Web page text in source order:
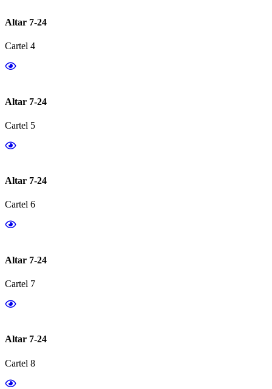
Altar 7-24
Cartel 4
Altar 7-24
Cartel 5
Altar 7-24
Cartel 6
Altar 7-24
Cartel 7
Altar 7-24
Cartel 8